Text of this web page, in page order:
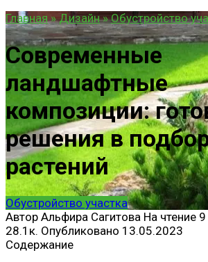
Главная » Дизайн » Обустройство
Современные
ландшафтные
композиции:
решения в
растений
Обустройство участка
Автор Альфира Сагитова На чтение
28.1к. Опубликовано 13.05.2023
Содержание